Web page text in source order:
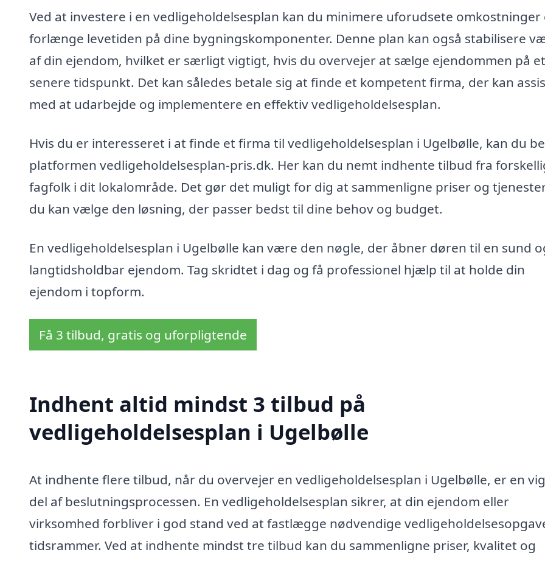
Ved at investere i en vedligeholdelsesplan kan du minimere uforudsete omkostninger
forlænge levetiden på dine bygningskomponenter. Denne plan kan også stabilisere
af din ejendom, hvilket er særligt vigtigt, hvis du overvejer at sælge ejendommen på et
senere tidspunkt. Det kan således betale sig at finde et kompetent firma, der kan
med at udarbejde og implementere en effektiv vedligeholdelsesplan.
Hvis du er interesseret i at finde et firma til vedligeholdelsesplan i Ugelbølle, kan du
platformen vedligeholdelsesplan-pris.dk. Her kan du nemt indhente tilbud fra
fagfolk i dit lokalområde. Det gør det muligt for dig at sammenligne priser og
du kan vælge den løsning, der passer bedst til dine behov og budget.
En vedligeholdelsesplan i Ugelbølle kan være den nøgle, der åbner døren til en sund
langtidsholdbar ejendom. Tag skridtet i dag og få professionel hjælp til at holde din
ejendom i topform.
Få 3 tilbud, gratis og uforpligtende
Indhent altid mindst 3 tilbud på
vedligeholdelsesplan i Ugelbølle
At indhente flere tilbud, når du overvejer en vedligeholdelsesplan i Ugelbølle, er en
del af beslutningsprocessen. En vedligeholdelsesplan sikrer, at din ejendom eller
virksomhed forbliver i god stand ved at fastlægge nødvendige
tidsrammer. Ved at indhente mindst tre tilbud kan du sammenligne priser, kvalitet og